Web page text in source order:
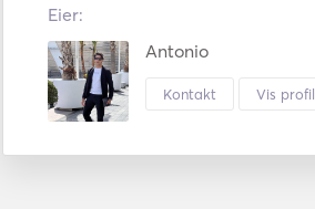
Eier:
Antonio
Kontakt Vis profil